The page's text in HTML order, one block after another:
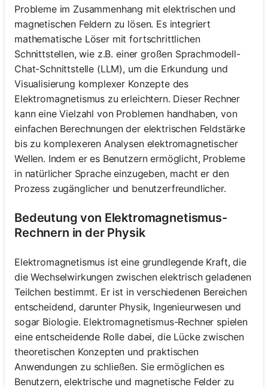
Probleme im Zusammenhang mit elektrischen und
magnetischen Feldern zu lösen. Es integriert
mathematische Löser mit fortschrittlichen
Schnittstellen, wie z.B. einer großen Sprachmodell-
Chat-Schnittstelle (LLM), um die Erkundung und
Visualisierung komplexer Konzepte des
Elektromagnetismus zu erleichtern. Dieser Rechner
kann eine Vielzahl von Problemen handhaben, von
einfachen Berechnungen der elektrischen Feldstärke
bis zu komplexeren Analysen elektromagnetischer
Wellen. Indem er es Benutzern ermöglicht, Probleme
in natürlicher Sprache einzugeben, macht er den
Prozess zugänglicher und benutzerfreundlicher.
Bedeutung von Elektromagnetismus-
Rechnern in der Physik
Elektromagnetismus ist eine grundlegende Kraft, die
die Wechselwirkungen zwischen elektrisch geladenen
Teilchen bestimmt. Er ist in verschiedenen Bereichen
entscheidend, darunter Physik, Ingenieurwesen und
sogar Biologie. Elektromagnetismus-Rechner spielen
eine entscheidende Rolle dabei, die Lücke zwischen
theoretischen Konzepten und praktischen
Anwendungen zu schließen. Sie ermöglichen es
Benutzern, elektrische und magnetische Felder zu